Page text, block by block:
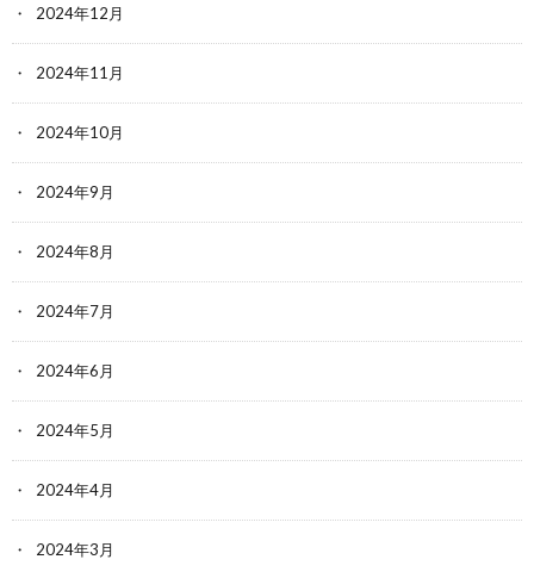
2024年12月
2024年11月
2024年10月
2024年9月
2024年8月
2024年7月
2024年6月
2024年5月
2024年4月
2024年3月